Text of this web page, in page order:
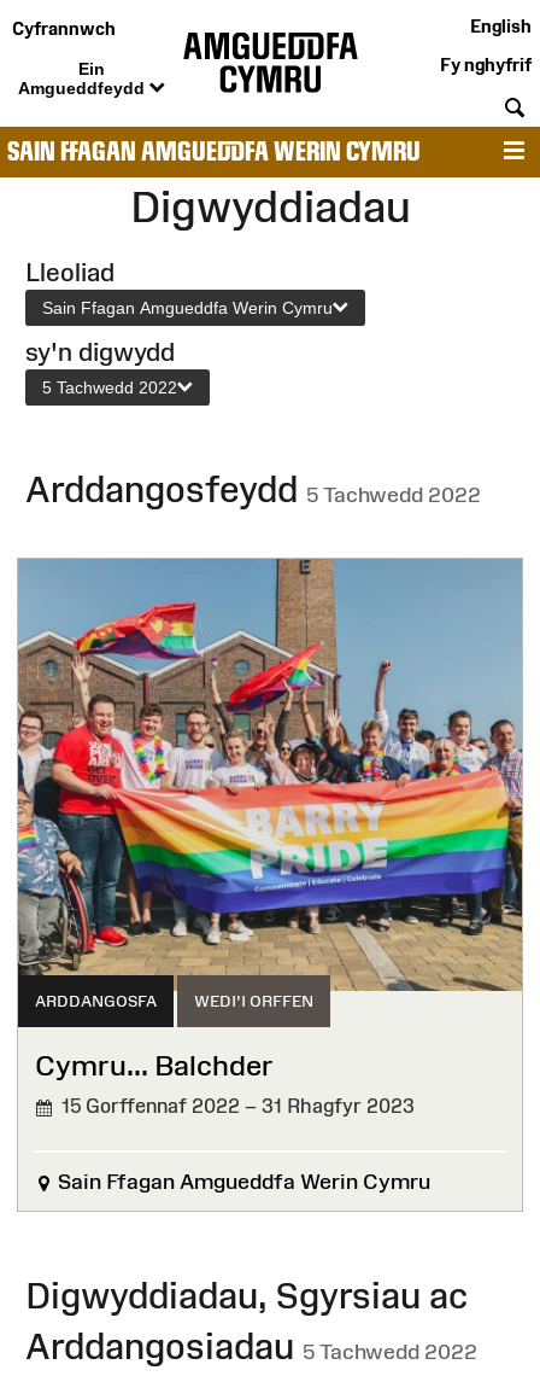
Cyfrannwch
Ein
Amgueddfeydd
English
Fy nghyfrif
SAIN FFAGAN AMGUEDDFA WERIN CYMRU
Digwyddiadau
Lleoliad
Sain Ffagan Amgueddfa Werin Cymru
sy'n digwydd
5 Tachwedd 2022
Arddangosfeydd 5 Tachwedd 2022
ARDDANGOSFA WEDI'I ORFFEN
Cymru... Balchder
15 Gorffennaf 2022 – 31 Rhagfyr 2023
WEDI'I
Sain Ffagan Amgueddfa Werin Cymru
Digwyddiadau, Sgyrsiau ac
Arddangosiadau 5 Tachwedd 2022